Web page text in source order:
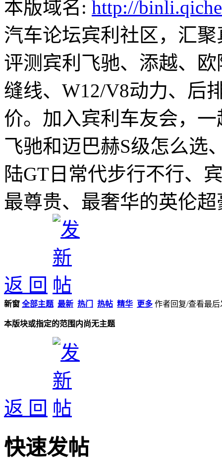
本版域名: http://
汽车论坛宾利社区，汇
评测宾利飞驰、添越、
缝线、W12/V8动力、后
价。加入宾利车友会，
飞驰和迈巴赫S级怎么选
陆GT日常代步行不行、
最尊贵、最奢华的英伦
返 回
新窗 全部主题 最新 热门 热帖 精华 更多 作者回复/查看最后
本版块或指定的范围内尚无主题
返 回
快速发帖